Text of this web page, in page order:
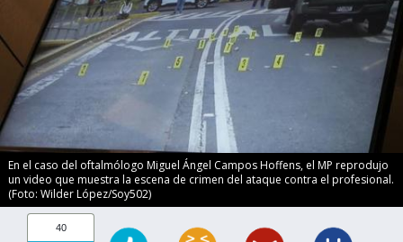
En el caso del oftalmólogo Miguel Ángel Campos Hoffens, el MP reprodujo
un video que muestra la escena de crimen del ataque contra el profesional.
(Foto: Wilder López/Soy502)
40